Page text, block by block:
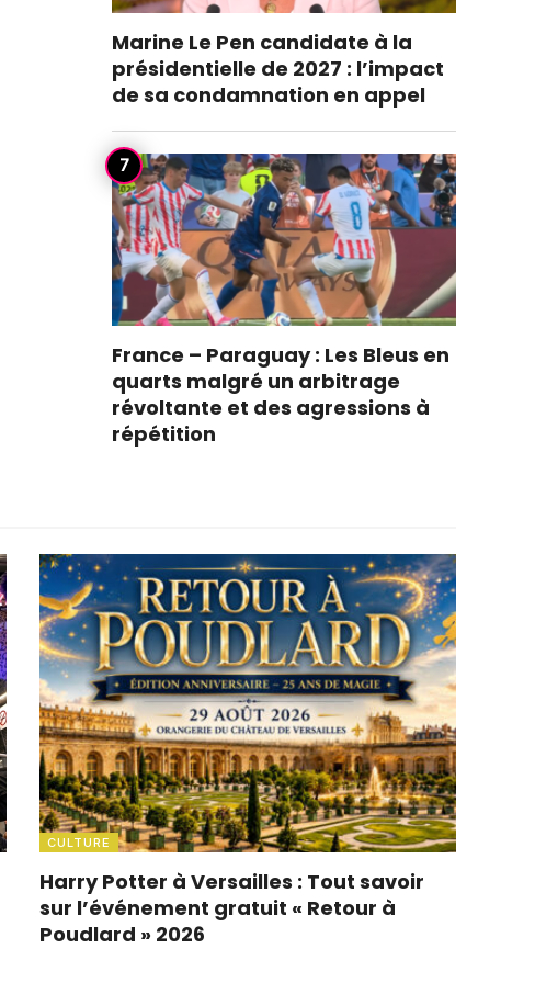
Marine Le Pen candidate à la
présidentielle de 2027 : l’impact
de sa condamnation en appel
France – Paraguay : Les Bleus en
quarts malgré un arbitrage
révoltante et des agressions à
répétition
CULTURE
Harry Potter à Versailles : Tout savoir
sur l’événement gratuit « Retour à
Poudlard » 2026